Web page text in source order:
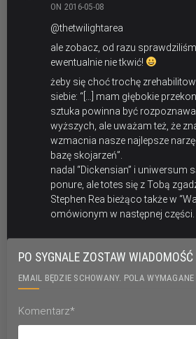
ON 2016-05-08
@thetwilightarea
ale zobacz, od razu
ewentualnie nie tkwić!
żeby się choć trochę
siebie: “[…] mam głębokie
sztuka powinna być
wyższych, ale uważam też, że
wzmacnia nasze najlepsze
bazę skojarzeń”.
nadal “Dickensian” i uniwersum
ponure, ale totes się z Tobą
Stephen Rea bieżąco także w
omówionym w następnej części.
PO SYGNALE ZOSTAW WIADOMOŚĆ
EMAIL BĘDZIE SCHOWANY. POLA
Komentarz*